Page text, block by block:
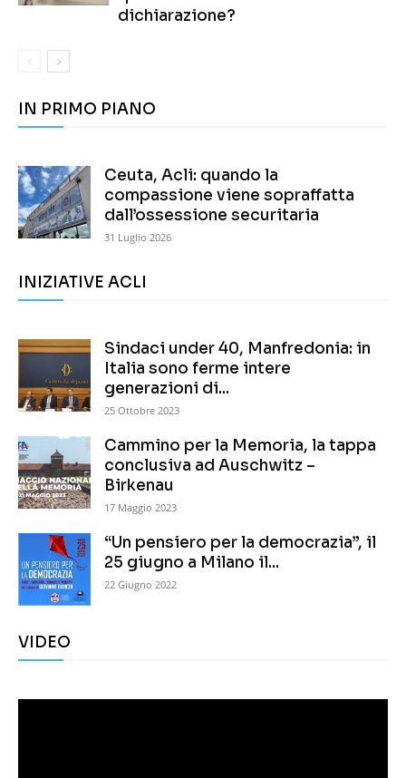
dichiarazione?
IN PRIMO PIANO
Ceuta, Acli: quando la
compassione viene sopraffatta
dall’ossessione securitaria
31 Luglio 2026
INIZIATIVE ACLI
Sindaci under 40, Manfredonia: in
Italia sono ferme intere
generazioni di...
25 Ottobre 2023
Cammino per la Memoria, la tappa
conclusiva ad Auschwitz –
Birkenau
17 Maggio 2023
“Un pensiero per la democrazia”, il
25 giugno a Milano il...
22 Giugno 2022
VIDEO